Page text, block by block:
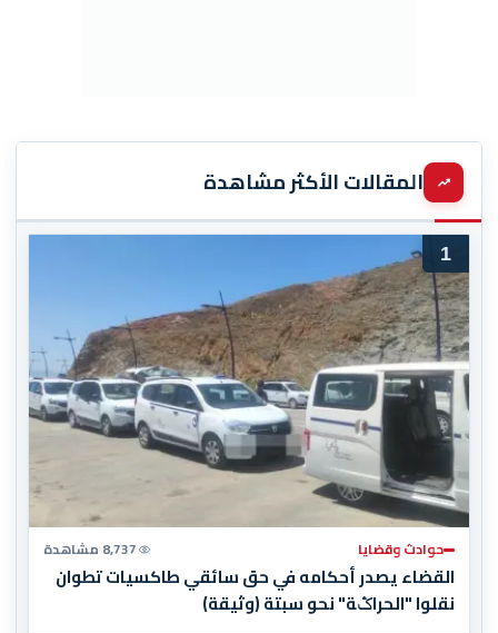
المقالات الأكثر مشاهدة
1
حوادث وقضايا 8,737 مشاهدة
القضاء يصدر أحكامه في حق سائقي طاكسيات تطوان
نقلوا "الحراݣة" نحو سبتة (وثيقة)